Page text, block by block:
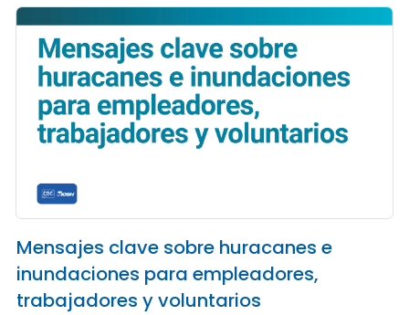
Mensajes clave sobre huracanes e
inundaciones para empleadores,
trabajadores y voluntarios